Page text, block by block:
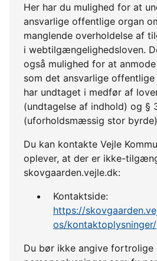
Her har du mulighed for at
ansvarlige offentlige organ
manglende overholdelse af
i webtilgængelighedsloven.
også mulighed for at
som det ansvarlige
har undtaget i medfør af
(undtagelse af indhold) og §
(uforholdsmæssig stor
Du kan kontakte Vejle
oplever, at der er ikke-
skovgaarden.vejle.dk:
Kontaktside:
https://
os/kontaktoplysninger/
Du bør ikke angive fortrolige